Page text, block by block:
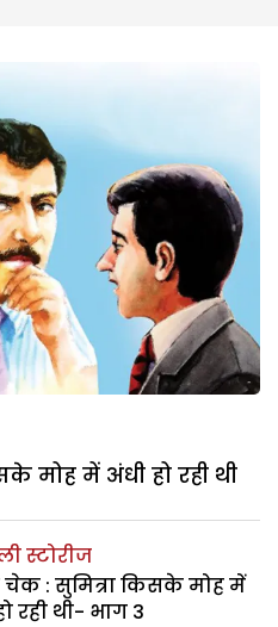
मोह में अंधी हो रही थी
स्टोरीज
: सुमित्रा किसके मोह में
रही थी- भाग 3